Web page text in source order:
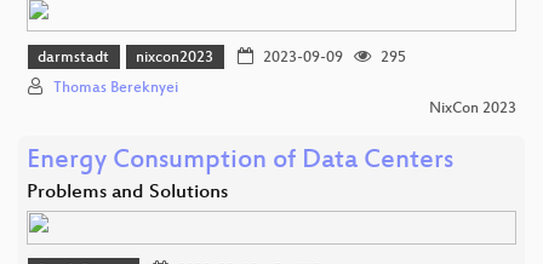
darmstadt nixcon2023 2023-09-09
295
Thomas Bereknyei
NixCon 2023
Energy Consumption of Data Centers
Problems and Solutions